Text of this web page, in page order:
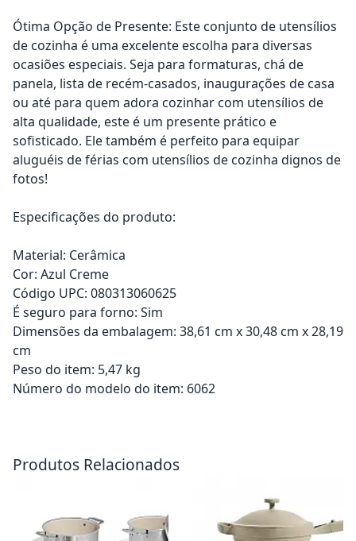
Ótima Opção de Presente: Este conjunto de utensílios
de cozinha é uma excelente escolha para diversas
ocasiões especiais. Seja para formaturas, chá de
panela, lista de recém-casados, inaugurações de casa
ou até para quem adora cozinhar com utensílios de
alta qualidade, este é um presente prático e
sofisticado. Ele também é perfeito para equipar
aluguéis de férias com utensílios de cozinha dignos de
fotos!
Especificações do produto:
Material: Cerâmica
Cor: Azul Creme
Código UPC: 080313060625
É seguro para forno: Sim
Dimensões da embalagem: 38,61 cm x 30,48 cm x 28,19
cm
Peso do item: 5,47 kg
Número do modelo do item: 6062
Produtos Relacionados